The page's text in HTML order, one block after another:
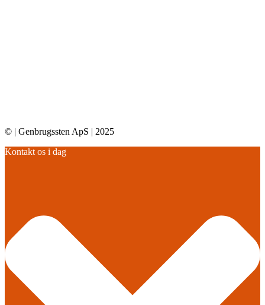
© | Genbrugssten ApS | 2025
Kontakt os i dag